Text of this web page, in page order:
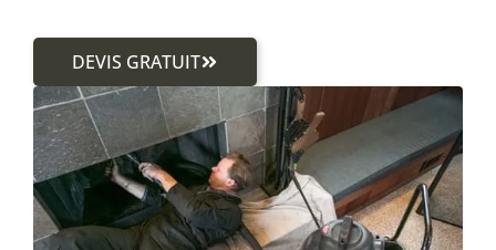
DEVIS GRATUIT